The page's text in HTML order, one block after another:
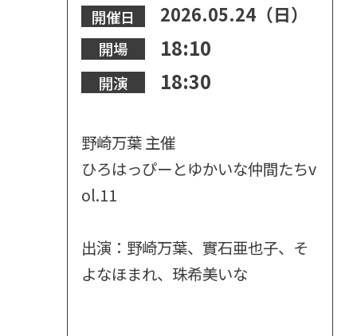
開催日 2026.05.24（日）
開場 18:10
開演 18:30
野崎万葉 主催
ひろはっぴーとゆかいな仲間たちv
ol.11
出演：野崎万葉、實石亜也子、そ
よなほまれ、珠希美いな